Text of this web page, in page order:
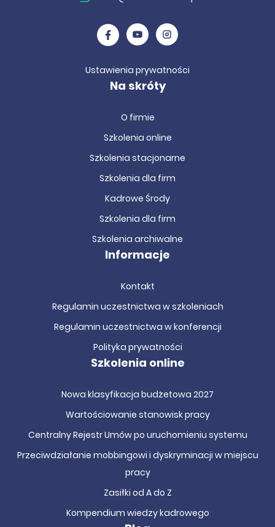
Ustawienia prywatności
Na skróty
O firmie
Szkolenia online
Szkolenia stacjonarne
Szkolenia dla firm
Kadrowe Środy
Szkolenia dla firm
Szkolenia archiwalne
Informacje
Kontakt
Regulamin uczestnictwa w szkoleniach
Regulamin uczestnictwa w konferencji
Polityka prywatności
Szkolenia online
Nowa klasyfikacja budżetowa 2027
Wartościowanie stanowisk pracy
Centralny Rejestr Umów po uruchomieniu systemu
Przeciwdziałanie mobbingowi i dyskryminacji w miejscu
pracy
Zasiłki od A do Z
Kompendium wiedzy kadrowego